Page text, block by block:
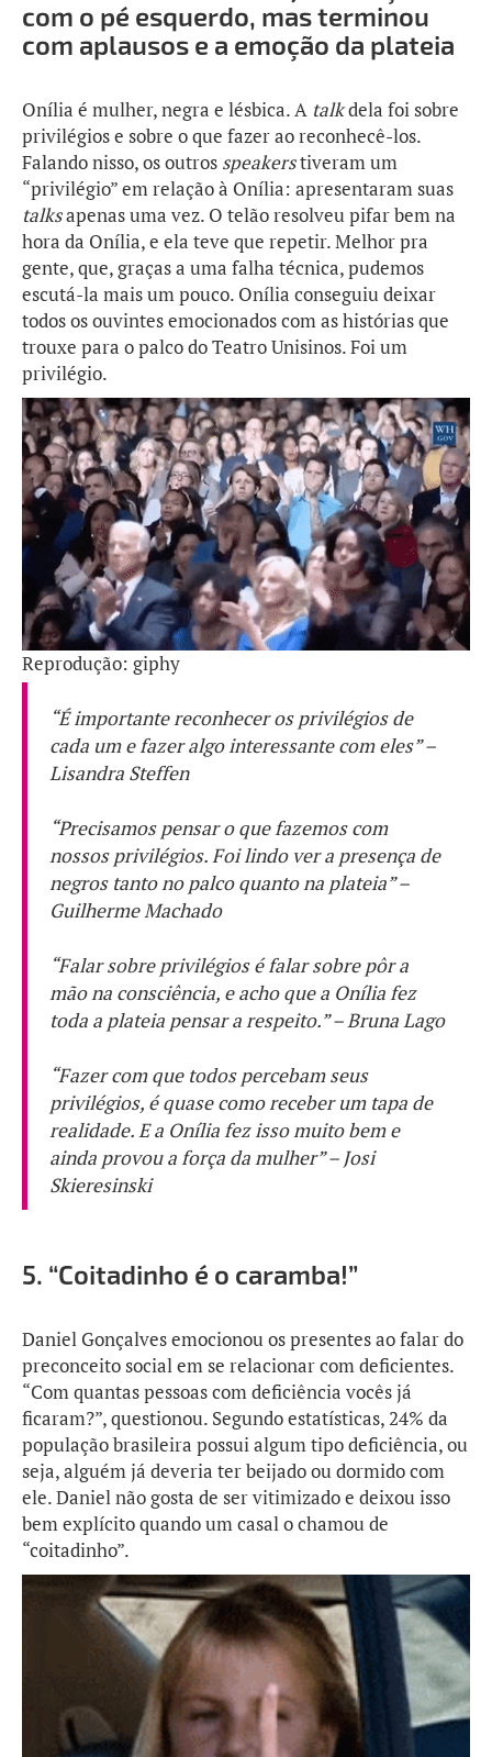
com o pé esquerdo, mas terminou
com aplausos e a emoção da plateia
Onília é mulher, negra e lésbica. A talkdela foi sobre
privilégios e sobre o que fazer ao reconhecê-los.
Falando nisso, os outros speakerstiveram um
“privilégio” em relação à Onília: apresentaram suas
talksapenas uma vez. O telão resolveu pifar bem na
hora da Onília, e ela teve que repetir. Melhor pra
gente, que, graças a uma falha técnica, pudemos
escutá-la mais um pouco. Onília conseguiu deixar
todos os ouvintes emocionados com as histórias que
trouxe para o palco do Teatro Unisinos. Foi um
privilégio.
Reprodução: giphy
“É importante reconhecer os privilégios de
cada um e fazer algo interessante com eles” –
Lisandra Steffen
“Precisamos pensar o que fazemos com
nossos privilégios. Foi lindo ver a presença de
negros tanto no palco quanto na plateia” –
Guilherme Machado
“Falar sobre privilégios é falar sobre pôr a
mão na consciência, e acho que a Onília fez
toda a plateia pensar a respeito.” – Bruna Lago
“Fazer com que todos percebam seus
privilégios, é quase como receber um tapa de
realidade. E a Onília fez isso muito bem e
ainda provou a força da mulher” – Josi
Skieresinski
5. “Coitadinho é o caramba!”
Daniel Gonçalves emocionou os presentes ao falar do
preconceito social em se relacionar com deficientes.
“Com quantas pessoas com deficiência vocês já
ficaram?”, questionou. Segundo estatísticas, 24% da
população brasileira possui algum tipo deficiência, ou
seja, alguém já deveria ter beijado ou dormido com
ele. Daniel não gosta de ser vitimizado e deixou isso
bem explícito quando um casal o chamou de
“coitadinho”.